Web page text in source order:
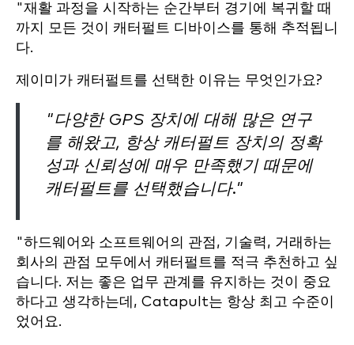
"재활 과정을 시작하는 순간부터 경기에 복귀할 때
까지 모든 것이 캐터펄트 디바이스를 통해 추적됩니
다.
제이미가 캐터펄트를 선택한 이유는 무엇인가요?
"다양한 GPS 장치에 대해 많은 연구
를 해왔고, 항상 캐터펄트 장치의 정확
성과 신뢰성에 매우 만족했기 때문에
캐터펄트를 선택했습니다."
"하드웨어와 소프트웨어의 관점, 기술력, 거래하는
회사의 관점 모두에서 캐터펄트를 적극 추천하고 싶
습니다. 저는 좋은 업무 관계를 유지하는 것이 중요
하다고 생각하는데, Catapult는 항상 최고 수준이
었어요.